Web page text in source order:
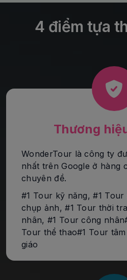
4 điểm tựa
Thương
WonderTour là công ty
nhất trên Google ở hàng
chuyên đề.
#1 Tour kỹ năng, #1 Tour
chụp ảnh, #1 Tour thời
nhân, #1 Tour công
Tour thể thao#1 Tour
giáo